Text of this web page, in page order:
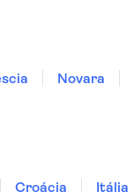
Novara
Croácia Itália